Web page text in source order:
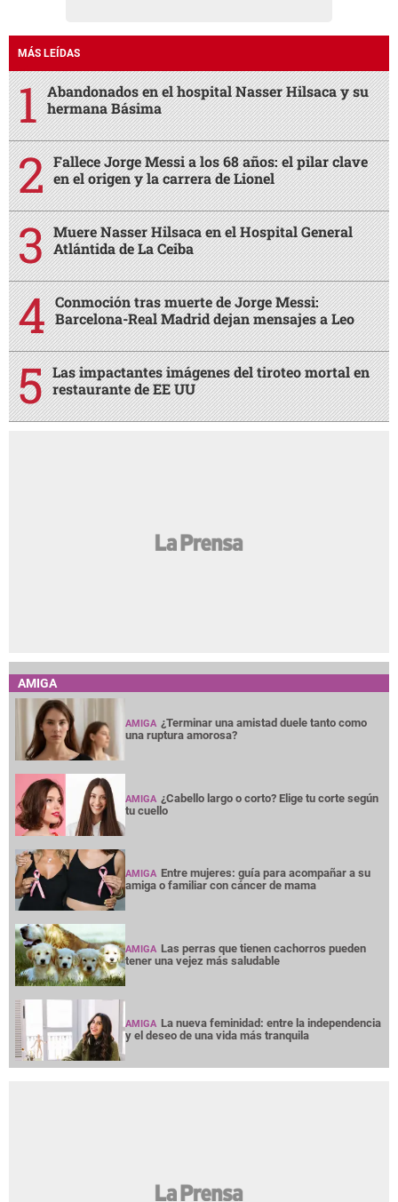
MÁS LEÍDAS
Abandonados en el hospital Nasser Hilsaca y su
hermana Básima
Fallece Jorge Messi a los 68 años: el pilar clave
en el origen y la carrera de Lionel
Muere Nasser Hilsaca en el Hospital General
Atlántida de La Ceiba
Conmoción tras muerte de Jorge Messi:
Barcelona-Real Madrid dejan mensajes a Leo
Las impactantes imágenes del tiroteo mortal en
restaurante de EE UU
AMIGA
AMIGA ¿Terminar una amistad duele tanto como
una ruptura amorosa?
AMIGA ¿Cabello largo o corto? Elige tu corte según
tu cuello
AMIGA Entre mujeres: guía para acompañar a su
amiga o familiar con cáncer de mama
AMIGA Las perras que tienen cachorros pueden
tener una vejez más saludable
AMIGA La nueva feminidad: entre la independencia
y el deseo de una vida más tranquila